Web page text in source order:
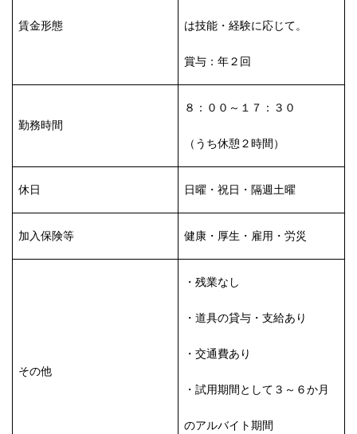
賃金形態 は技能・経験に応じて。
賞与：年２回
勤務時間
８：００～１７：３０
（うち休憩２時間）
休日 日曜・祝日・隔週土曜
加入保険等 健康・厚生・雇用・労災
その他
・残業なし
・道具の貸与・支給あり
・交通費あり
・試用期間として３～６か月
のアルバイト期間